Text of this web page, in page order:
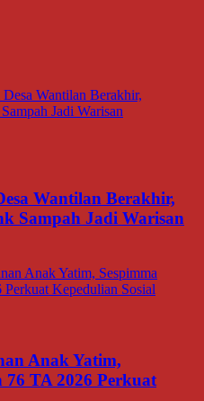
Wantilan Berakhir,
Sampah Jadi Warisan
Anak Yatim,
76 TA 2026 Perkuat